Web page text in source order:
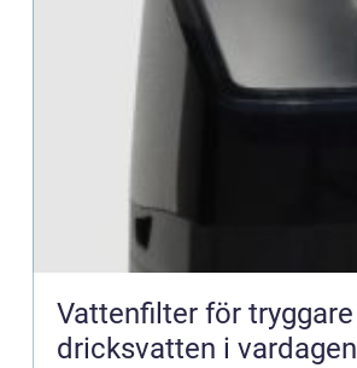
Vattenfilter för tryggare
dricksvatten i vardagen